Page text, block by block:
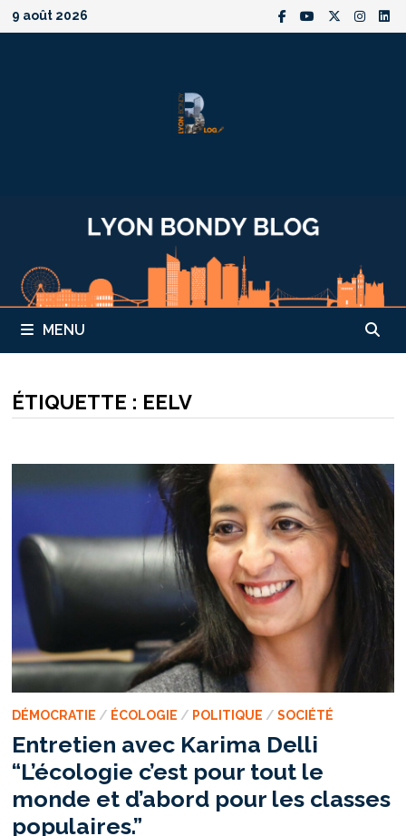
Passer
au
9 août 2026
MENU
ÉTIQUETTE : EELV
DÉMOCRATIE / ÉCOLOGIE / POLITIQUE / SOCIÉTÉ
Entretien avec Karima Delli
“L’écologie c’est pour tout le
monde et d’abord pour les classes
populaires.”